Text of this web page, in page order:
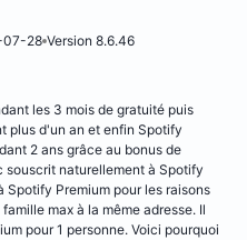
07-28 Version 8.6.46
les 3 mois de gratuité puis
plus d'un an et enfin Spotify
2 ans grâce au bonus de
souscrit naturellement à Spotify
Spotify Premium pour les raisons
max à la même adresse. Il
pour 1 personne. Voici pourquoi